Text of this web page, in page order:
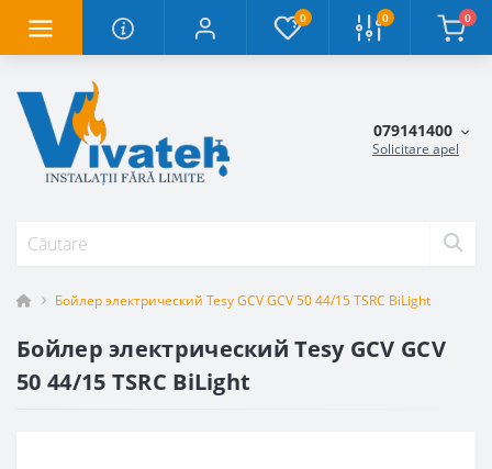
0 0 0
079141400
Solicitare apel
Бойлер электрический Tesy GCV GCV 50 44/15 TSRC BiLight
Бойлер электрический Tesy GCV GCV
50 44/15 TSRC BiLight